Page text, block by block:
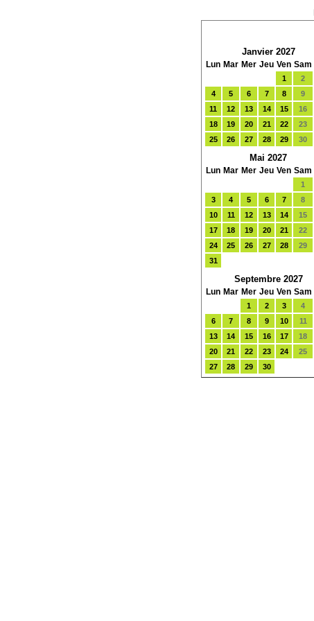
Janvier 2027
Lun Mar Mer Jeu Ven Sam
1 2
4
5 6 7 8 9
11
12 13 14 15 16
18
19 20 21 22 23
25
26 27 28 29 30
Mai 2027
Lun Mar Mer Jeu Ven Sam
1
3
4 5 6 7 8
10
11 12 13 14 15
17
18 19 20 21 22
24
25 26 27 28 29
31
Septembre 2027
Lun Mar Mer Jeu Ven Sam
1 2 3 4
6
7 8 9 10 11
13
14 15 16 17 18
20
21 22 23 24 25
27
28 29 30